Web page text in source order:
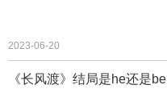
2023-06-20
《长风渡》结局是he还是be